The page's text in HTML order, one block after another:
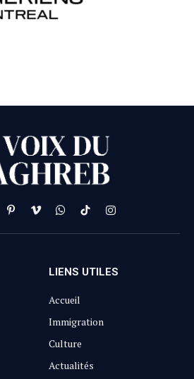
PinterestVimeoWhatsApp
TikTokInstagram
LIENS UTILES
Accueil
Immigration
Culture
Actualités